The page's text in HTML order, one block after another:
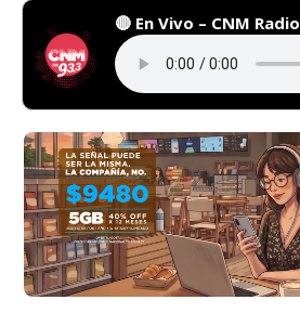
🔴 En Vivo – CNM Radio